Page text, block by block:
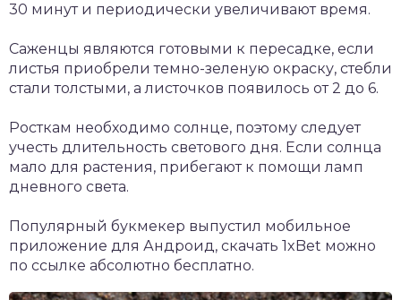
30 минут и периодически увеличивают время.
Саженцы являются готовыми к пересадке, если
листья приобрели темно-зеленую окраску, стебли
стали толстыми, а листочков появилось от 2 до 6.
Росткам необходимо солнце, поэтому следует
учесть длительность светового дня. Если солнца
мало для растения, прибегают к помощи ламп
дневного света.
Популярный букмекер выпустил мобильное
приложение для Андроид, скачать 1xBet можно
по ссылке абсолютно бесплатно.